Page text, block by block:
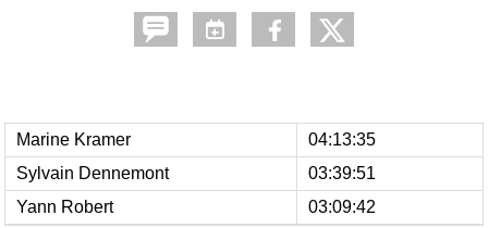
Marine Kramer
04:13:35
Sylvain Dennemont
03:39:51
Yann Robert
03:09:42